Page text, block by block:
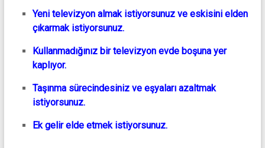
Yeni televizyon almak istiyorsunuz ve eskisini elden
çıkarmak istiyorsunuz.
Kullanmadığınız bir televizyon evde boşuna yer
kaplıyor.
Taşınma sürecindesiniz ve eşyaları azaltmak
istiyorsunuz.
Ek gelir elde etmek istiyorsunuz.